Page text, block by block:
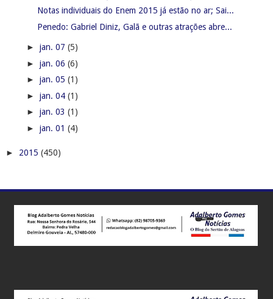
Notas individuais do Enem 2015 já estão no ar; Sai...
Penedo: Gabriel Diniz, Galã e outras atrações abre...
► jan. 07 (5)
► jan. 06 (6)
► jan. 05 (1)
► jan. 04 (1)
► jan. 03 (1)
► jan. 01 (4)
► 2015 (450)